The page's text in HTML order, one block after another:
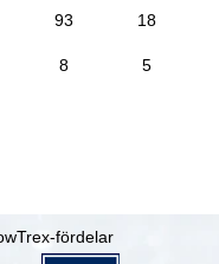
93 18
8 5
fördelar